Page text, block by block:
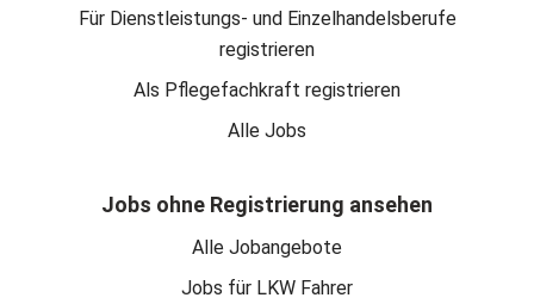
Für Dienstleistungs- und Einzelhandelsberufe
registrieren
Als Pflegefachkraft registrieren
Alle Jobs
Jobs ohne Registrierung ansehen
Alle Jobangebote
Jobs für LKW Fahrer